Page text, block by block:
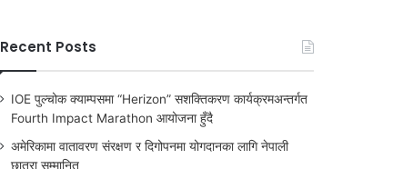
Recent Posts
IOE पुल्चोक क्याम्पसमा “Herizon” सशक्तिकरण कार्यक्रमअन्तर्गत
Fourth Impact Marathon आयोजना हुँदै
अमेरिकामा वातावरण संरक्षण र दिगोपनमा योगदानका लागि नेपाली
छात्रा सम्मानित